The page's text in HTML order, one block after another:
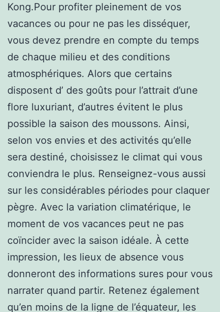
Kong.Pour profiter pleinement de vos
vacances ou pour ne pas les disséquer,
vous devez prendre en compte du temps
de chaque milieu et des conditions
atmosphériques. Alors que certains
disposent d’ des goûts pour l’attrait d’une
flore luxuriant, d’autres évitent le plus
possible la saison des moussons. Ainsi,
selon vos envies et des activités qu’elle
sera destiné, choisissez le climat qui vous
conviendra le plus. Renseignez-vous aussi
sur les considérables périodes pour claquer
pègre. Avec la variation climatérique, le
moment de vos vacances peut ne pas
coïncider avec la saison idéale. À cette
impression, les lieux de absence vous
donneront des informations sures pour vous
narrater quand partir. Retenez également
qu’en moins de la ligne de l’équateur, les